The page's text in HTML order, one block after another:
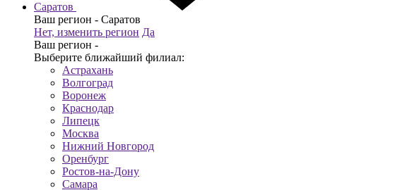
Саратов
Ваш регион - Саратов
Нет, изменить регион Да
Ваш регион -
Выберите ближайший филиал:
Астрахань
Волгоград
Воронеж
Краснодар
Липецк
Москва
Нижний Новгород
Оренбург
Ростов-на-Дону
Самара